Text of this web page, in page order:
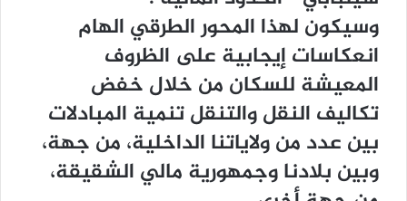
ﻭﺳﻴﻜﻮﻥ ﻟﻬﺬﺍ ﺍﻟﻤﺤﻮﺭ ﺍﻟﻄﺮﻗﻲ ﺍﻟﻬﺎﻡ
ﺍﻧﻌﻜﺎﺳﺎﺕ ﺇﻳﺠﺎﺑﻴﺔ ﻋﻠﻰ ﺍﻟﻈﺮﻭﻑ
ﺍﻟﻤﻌﻴﺸﺔ ﻟﻠﺴﻜﺎﻥ ﻣﻦ ﺧﻼﻝ ﺧﻔﺾ
ﺗﻜﺎﻟﻴﻒ ﺍﻟﻨﻘﻞ ﻭﺍﻟﺘﻨﻘﻞ ﺗﻨﻤﻴﺔ ﺍﻟﻤﺒﺎﺩﻻﺕ
ﺑﻴﻦ ﻋﺪﺩ ﻣﻦ ﻭﻻﻳﺎﺗﻨﺎ ﺍﻟﺪﺍﺧﻠﻴﺔ، ﻣﻦ ﺟﻬﺔ،
ﻭﺑﻴﻦ ﺑﻼﺩﻧﺎ ﻭﺟﻤﻬﻮﺭﻳﺔ ﻣﺎﻟﻲ ﺍﻟﺸﻘﻴﻘﺔ،